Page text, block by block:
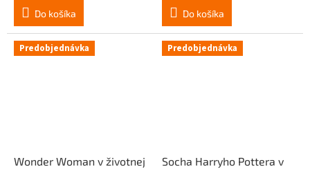
Do košíka Do košíka
Predobjednávka
Wonder Woman v životnej
Predobjednávka
Socha Harryho Pottera v